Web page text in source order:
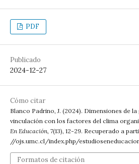
PDF
Publicado
2024-12-27
Cómo citar
Blanco Padrino, J. (2024). Dimensiones de
vinculación con los factores del clima
En Educación, 7(13), 12-29. Recuperado a
//ojs.umc.cl/index.php/
Formatos de citación